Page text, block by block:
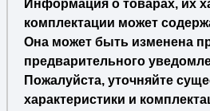
Информация о товарах, их
комплектации может
Она может быть изменена
предварительного
Пожалуйста, уточняйте
характеристики и